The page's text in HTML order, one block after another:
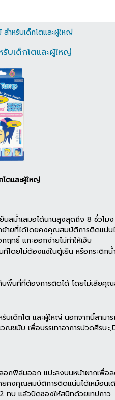
สำหรับเด็กโตและผู้ใหญ่
บเด็กโตและผู้ใหญ่
โตและผู้ใหญ่
สม่ำเสมอได้นานสูงสุดถึง 8 ชั่วโม
ย้ายที่ได้โดยคงคุณสมบัติการติดแน่
ธิ์ แกะออกง่ายไม่ทำให้เจ็บ
ทีโดยไม่ต้องแช่ในตู้เย็น หรือกระติกน้
กับพื้นที่ที่ต้องการติดได้ โดยไม่เสีย
รับเด็กโต และผู้ใหญ่ นอกจากนี้สามา
ณขมับ เพื่อบรรเทาอาการปวดศีรษะ
กฟิล์มออก แปะลงบนหน้าผากเพื่อ
ยคงคุณสมบัติการติดแน่นได้เหมือน
ทบ แล้วปิดซองให้สนิทด้วยเทปกาว